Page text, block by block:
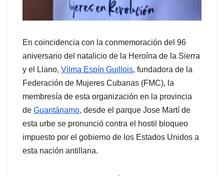
En coincidencia con la conmemoración del 96
aniversario del natalicio de la Heroína de la Sierra
y el Llano, Vilma Espín Guillois, fundadora de la
Federación de Mujeres Cubanas (FMC), la
membresía de esta organización en la provincia
de Guantánamo, desde el parque Jose Martí de
esta urbe se pronunció contra el hostil bloqueo
impuesto por el gobierno de los Estados Unidos a
esta nación antillana.